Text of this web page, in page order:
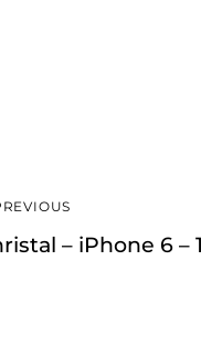
– iPhone 6 –